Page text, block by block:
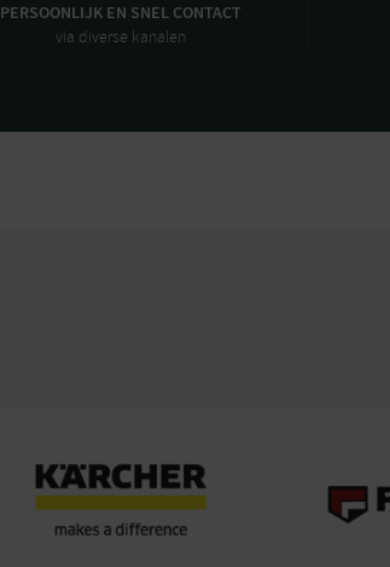
PERSOONLIJK EN SNEL CONTACT
via diverse kanalen